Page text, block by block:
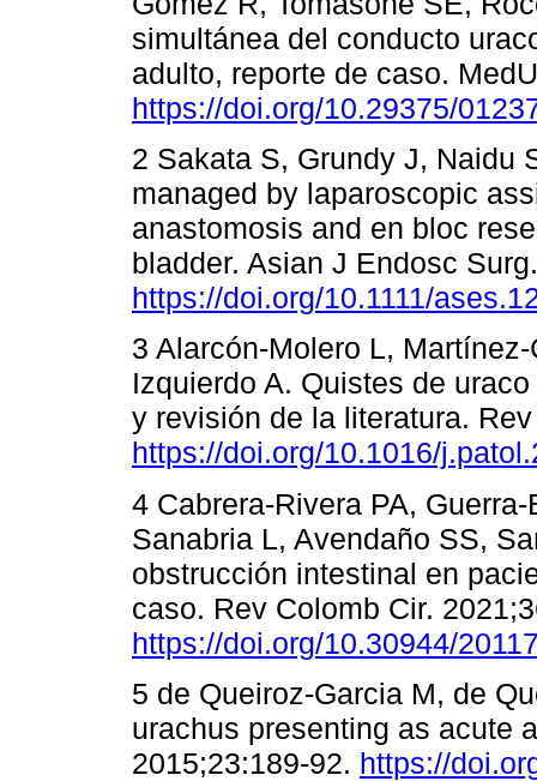
simultánea del conducto
adulto, reporte de caso.
https://doi.org/10.29375/
2 Sakata S, Grundy J, Naidu
managed by laparoscopic
anastomosis and en bloc
bladder. Asian J Endosc
https://doi.org/10.1111/
3 Alarcón-Molero L,
Izquierdo A. Quistes de
y revisión de la literatura.
https://doi.org/10.1016/
4 Cabrera-Rivera PA,
Sanabria L, Avendaño SS,
obstrucción intestinal en
caso. Rev Colomb Cir.
https://doi.org/10.30944/
5 de Queiroz-Garcia M, de
urachus presenting as acute
2015;23:189-92. https://